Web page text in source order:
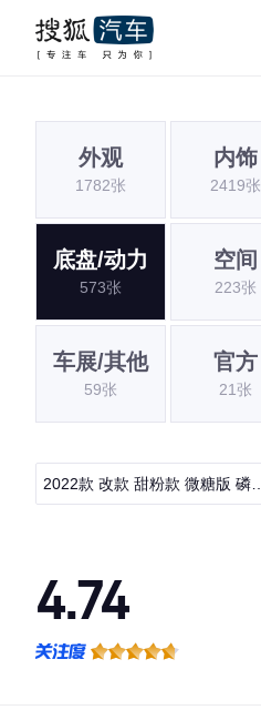
外观
1782张
内饰
2419张
底盘/动力
573张
空间
223张
车展/其他
59张
官方
21张
2022款 改款 甜粉款 微糖版 磷酸
4.74